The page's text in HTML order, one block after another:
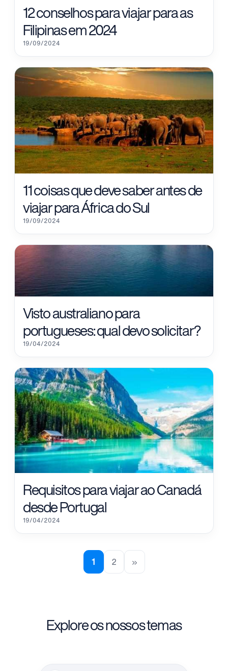
12 conselhos para viajar para as
Filipinas em 2024
19/09/2024
11 coisas que deve saber antes de
viajar para África do Sul
19/09/2024
Visto australiano para
portugueses: qual devo solicitar?
19/04/2024
Requisitos para viajar ao Canadá
desde Portugal
19/04/2024
1 2 »
Explore os nossos temas